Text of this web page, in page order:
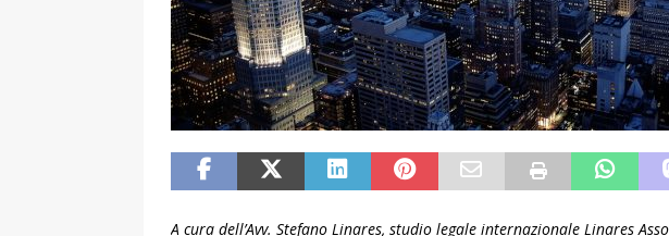
A cura dell’Avv. Stefano Linares, studio legale internazionale Linares